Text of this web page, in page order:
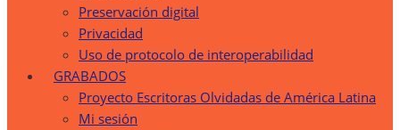
Preservación digital
Privacidad
Uso de protocolo de interoperabilidad
GRABADOS
Proyecto Escritoras Olvidadas de América Latina
Mi sesión